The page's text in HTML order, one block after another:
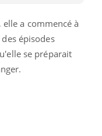
elle a commencé à
épisodes
se préparait